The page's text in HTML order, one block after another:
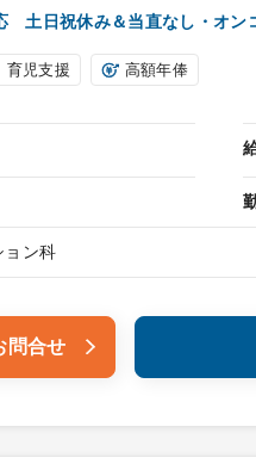
土日祝休み＆当直なし・オ
育児支援 高額年俸
ョン科
問合せ